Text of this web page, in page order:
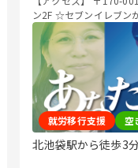
ン2F ☆セブンイレブン
駅ー 東武東上線 北池袋
歩10min
就労移行支援 空
北池袋駅から徒歩3